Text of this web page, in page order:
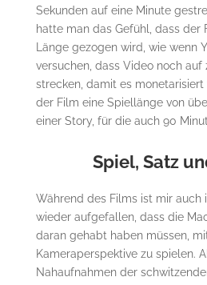
Sekunden auf eine Minute
hatte man das Gefühl, dass der
Länge gezogen wird, wie wenn
versuchen, dass Video noch auf
strecken, damit es
der Film eine Spiellänge von
einer Story, für die auch 90
Spiel, Satz
Während des Films ist mir auch
wieder aufgefallen, dass die
daran gehabt haben müssen,
Kameraperspektive zu spielen.
Nahaufnahmen der